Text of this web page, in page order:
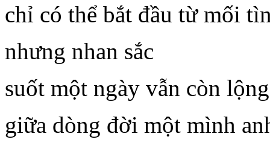
chỉ có thể bắt đầu từ mối
nhưng nhan sắc
suốt một ngày vẫn còn
giữa dòng đời một mình